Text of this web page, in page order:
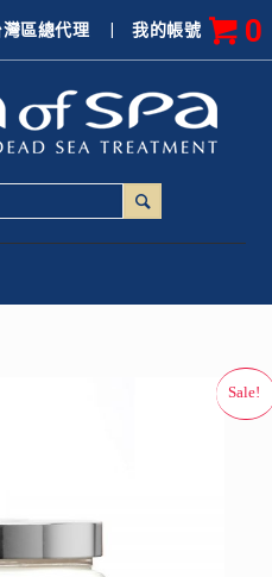
|我的帳號 0
灣區總代理